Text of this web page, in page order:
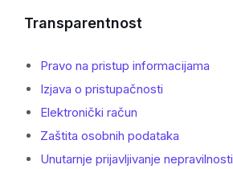
Transparentnost
Pravo na pristup informacijama
Izjava o pristupačnosti
Elektronički račun
Zaštita osobnih podataka
Unutarnje prijavljivanje nepravilnosti